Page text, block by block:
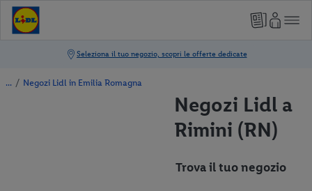
/ Negozi Lidl in Emilia Romagna
Negozi Lidl a
Rimini (RN)
Trova il tuo negozio